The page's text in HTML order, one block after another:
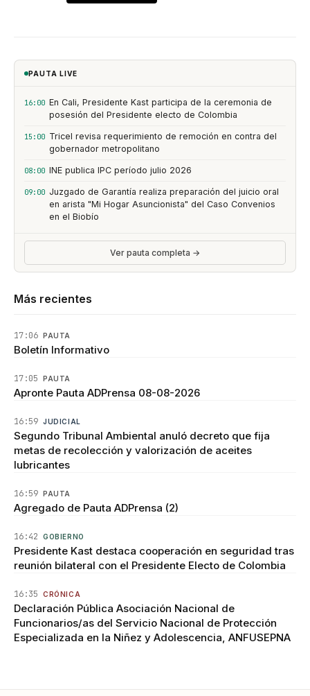
PAUTA LIVE
16:00 En Cali, Presidente Kast participa de la ceremonia de
posesión del Presidente electo de Colombia
15:00 Tricel revisa requerimiento de remoción en contra del
gobernador metropolitano
08:00 INE publica IPC período julio 2026
09:00 Juzgado de Garantía realiza preparación del juicio oral
en arista "Mi Hogar Asuncionista" del Caso Convenios
en el Biobío
Ver pauta completa →
Más recientes
17:06 PAUTA
Boletín Informativo
17:05 PAUTA
Apronte Pauta ADPrensa 08-08-2026
16:59 JUDICIAL
Segundo Tribunal Ambiental anuló decreto que fija
metas de recolección y valorización de aceites
lubricantes
16:59 PAUTA
Agregado de Pauta ADPrensa (2)
16:42 GOBIERNO
Presidente Kast destaca cooperación en seguridad tras
reunión bilateral con el Presidente Electo de Colombia
16:35 CRÓNICA
Declaración Pública Asociación Nacional de
Funcionarios/as del Servicio Nacional de Protección
Especializada en la Niñez y Adolescencia, ANFUSEPNA